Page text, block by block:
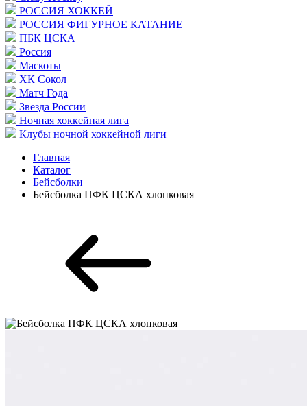
РОССИЯ ХОККЕЙ
РОССИЯ ФИГУРНОЕ КАТАНИЕ
ПБК ЦСКА
Россия
Маскоты
ХК Сокол
Матч Года
Звезда России
Ночная хоккейная лига
Клубы ночной хоккейной лиги
Главная
Каталог
Бейсболки
Бейсболка ПФК ЦСКА хлопковая